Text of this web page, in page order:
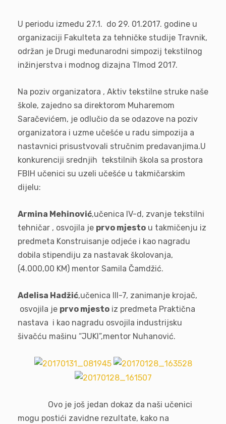
U periodu između 27.1. do 29. 01.2017. godine u
organizaciji Fakulteta za tehničke studije Travnik,
održan je Drugi međunarodni simpozij tekstilnog
inžinjerstva i modnog dizajna TImod 2017.
Na poziv organizatora , Aktiv tekstilne struke naše
škole, zajedno sa direktorom Muharemom
Saračevićem, je odlučio da se odazove na poziv
organizatora i uzme učešće u radu simpozija a
nastavnici prisustvovali stručnim predavanjima.U
konkurenciji srednjih tekstilnih škola sa prostora
FBIH učenici su uzeli učešće u takmičarskim
dijelu:
Armina Mehinović,učenica IV-d, zvanje tekstilni
tehničar , osvojila je prvo mjesto u takmičenju iz
predmeta Konstruisanje odjeće i kao nagradu
dobila stipendiju za nastavak školovanja,
(4.000,00 KM) mentor Samila Čamdžić.
Adelisa Hadžić,učenica III-7, zanimanje krojač,
osvojila je prvo mjesto iz predmeta Praktična
nastava i kao nagradu osvojila industrijsku
šivačću mašinu “JUKI”,mentor Nuhanović.
Ovo je još jedan dokaz da naši učenici
mogu postići zavidne rezultate, kako na